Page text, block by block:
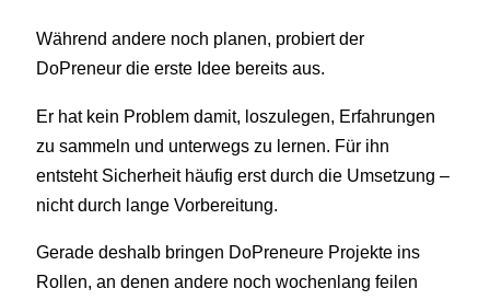
Während andere noch planen, probiert der
DoPreneur die erste Idee bereits aus.
Er hat kein Problem damit, loszulegen, Erfahrungen
zu sammeln und unterwegs zu lernen. Für ihn
entsteht Sicherheit häufig erst durch die Umsetzung –
nicht durch lange Vorbereitung.
Gerade deshalb bringen DoPreneure Projekte ins
Rollen, an denen andere noch wochenlang feilen